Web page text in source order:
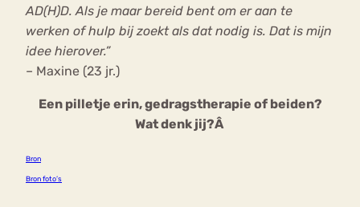
AD(H)D. Als je maar bereid bent om er aan te
werken of hulp bij zoekt als dat nodig is. Dat is mijn
idee hierover.”
– Maxine (23 jr.)
Een pilletje erin, gedragstherapie of beiden?
Wat denk jij?Â
Bron
Bron foto’s